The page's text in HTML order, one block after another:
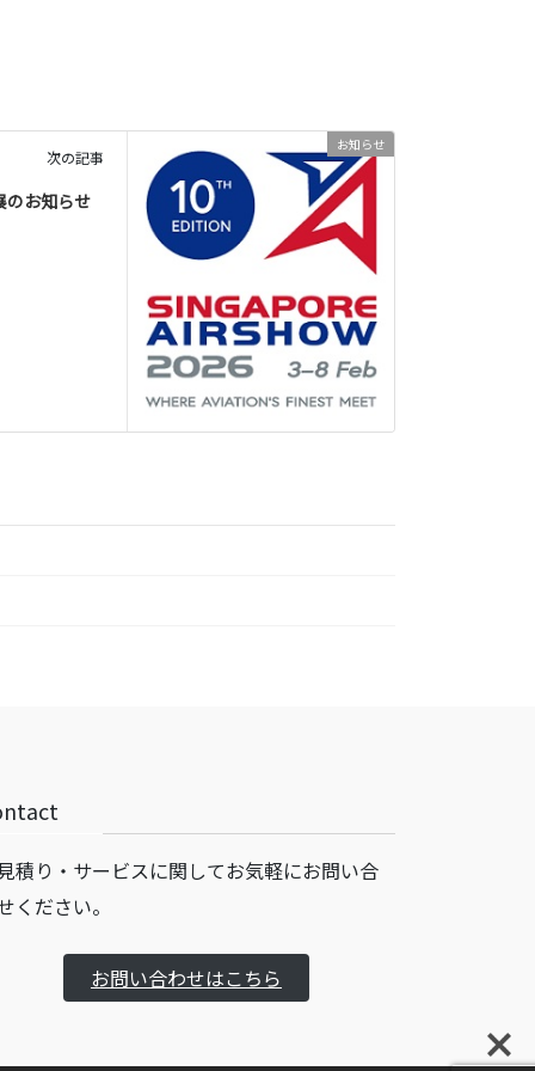
お知らせ
次の記事
のお知らせ
積り・サービスに関してお気軽にお問い合
ください。
お問い合わせはこちら